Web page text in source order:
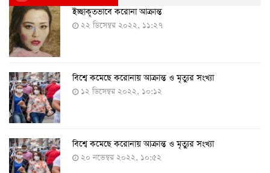
ইচ্ছাকৃতভাবে করোনা আক্রান্ত
২২ ডিসেম্বর ২০২২, ১১:২৭
বিশ্বে কমেছে করোনায় আক্রান্ত ও মৃত্যুর সংখ্যা
১২ ডিসেম্বর ২০২২, ১০:১২
বিশ্বে কমেছে করোনায় আক্রান্ত ও মৃত্যুর সংখ্যা
২০ নভেম্বর ২০২২, ১০:৫২